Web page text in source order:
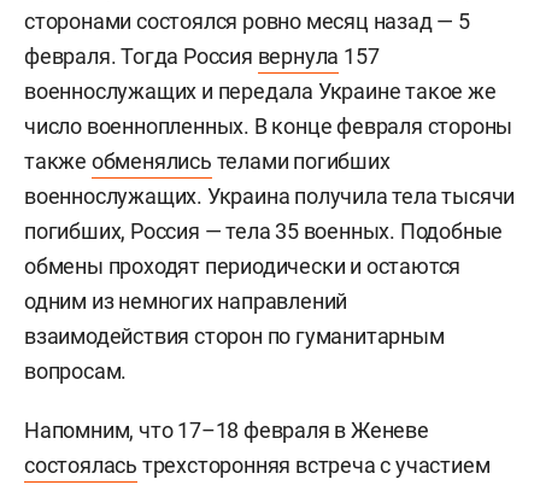
сторонами состоялся ровно месяц назад — 5
февраля. Тогда Россия вернула 157
военнослужащих и передала Украине такое же
число военнопленных. В конце февраля стороны
также обменялись телами погибших
военнослужащих. Украина получила тела тысячи
погибших, Россия — тела 35 военных. Подобные
обмены проходят периодически и остаются
одним из немногих направлений
взаимодействия сторон по гуманитарным
вопросам.
Напомним, что 17–18 февраля в Женеве
состоялась трехсторонняя встреча с участием